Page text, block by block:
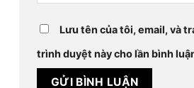
Lưu tên của tôi, email, và
trình duyệt này cho lần bình